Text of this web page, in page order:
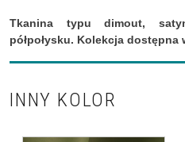
Tkanina typu dimout,
półpołysku. Kolekcja dostępna
INNY KOLOR